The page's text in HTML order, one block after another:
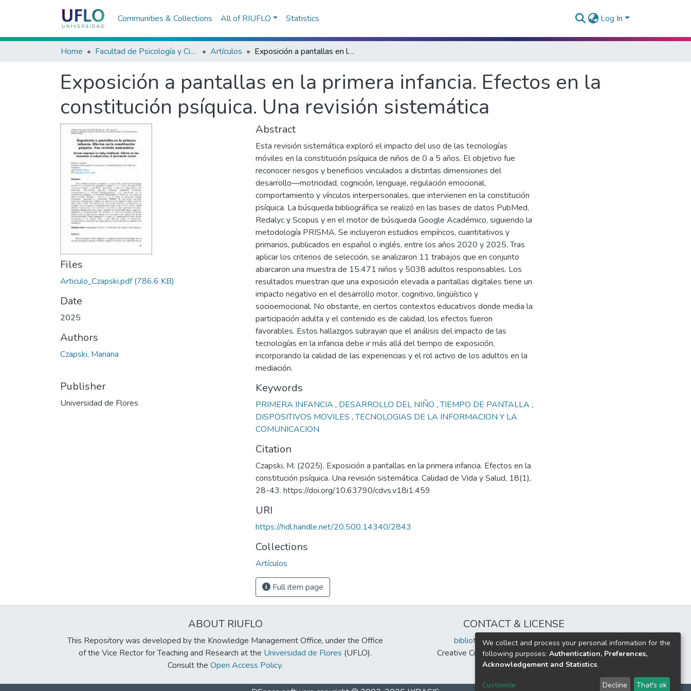
Communities & Collections All of RIUFLO Statistics Log In
Home Facultad de Psicología y Ciencias Sociales Artículos Exposición a pantallas en la primera infancia. Efectos en la constitución psíquica. Una revisión sistemática
Exposición a pantallas en la primera infancia. Efectos en la
constitución psíquica. Una revisión sistemática
Files
Articulo_Czapski.pdf(786.6 KB)
Date
2025
Authors
Czapski, Mariana
Publisher
Universidad de Flores
Abstract
Esta revisión sistemática exploró el impacto del uso de las tecnologías
móviles en la constitución psíquica de niños de 0 a 5 años. El objetivo fue
reconocer riesgos y beneficios vinculados a distintas dimensiones del
desarrollo—motricidad, cognición, lenguaje, regulación emocional,
comportamiento y vínculos interpersonales, que intervienen en la constitución
psíquica. La búsqueda bibliográfica se realizó en las bases de datos PubMed,
Redalyc y Scopus y en el motor de búsqueda Google Académico, siguiendo la
metodología PRISMA. Se incluyeron estudios empíricos, cuantitativos y
primarios, publicados en español o inglés, entre los años 2020 y 2025. Tras
aplicar los criterios de selección, se analizaron 11 trabajos que en conjunto
abarcaron una muestra de 15.471 niños y 5038 adultos responsables. Los
resultados muestran que una exposición elevada a pantallas digitales tiene un
impacto negativo en el desarrollo motor, cognitivo, lingüístico y
socioemocional. No obstante, en ciertos contextos educativos donde media la
participación adulta y el contenido es de calidad, los efectos fueron
favorables. Estos hallazgos subrayan que el análisis del impacto de las
tecnologías en la infancia debe ir más allá del tiempo de exposición,
incorporando la calidad de las experiencias y el rol activo de los adultos en la
mediación.
Keywords
PRIMERA INFANCIA , DESARROLLO DEL NIÑO ,TIEMPO DE PANTALLA ,
DISPOSITIVOS MOVILES ,TECNOLOGIAS DE LA INFORMACION Y LA
COMUNICACION
Citation
Czapski, M. (2025). Exposición a pantallas en la primera infancia. Efectos en la
constitución psíquica. Una revisión sistemática. Calidad de Vida y Salud, 18(1),
28-43. https://doi.org/10.63790/cdvs.v18i1.459
URI
https://hdl.handle.net/20.500.14340/2843
Collections
Artículos
Full item page
ABOUT RIUFLO
This Repository was developed by the Knowledge Management Office, under the Office
of the Vice Rector for Teaching and Research at the Universidad de Flores (UFLO).
Consult theOpen Access Policy.
CONTACT & LICENSE
biblioteca@uflouniversidad.edu.ar
Creative Commons LicenseBY-NC-ND 4.0
We collect and process your personal information for the
following purposes: Authentication, Preferences,
Acknowledgement and Statistics.
Customize Decline That's ok